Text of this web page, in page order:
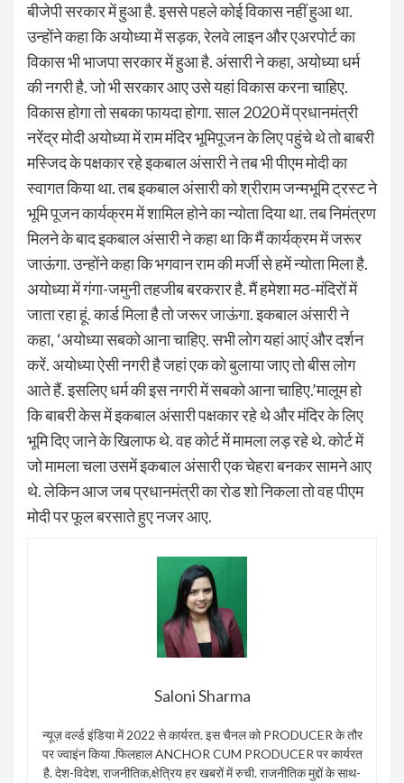
बीजेपी सरकार में हुआ है. इससे पहले कोई विकास नहीं हुआ था.
उन्होंने कहा कि अयोध्या में सड़क, रेलवे लाइन और एअरपोर्ट का
विकास भी भाजपा सरकार में हुआ है. अंसारी ने कहा, अयोध्या धर्म
की नगरी है. जो भी सरकार आए उसे यहां विकास करना चाहिए.
विकास होगा तो सबका फायदा होगा. साल 2020 में प्रधानमंत्री
नरेंद्र मोदी अयोध्या में राम मंदिर भूमिपूजन के लिए पहुंचे थे तो बाबरी
मस्जिद के पक्षकार रहे इकबाल अंसारी ने तब भी पीएम मोदी का
स्वागत किया था. तब इकबाल अंसारी को श्रीराम जन्मभूमि ट्रस्ट ने
भूमि पूजन कार्यक्रम में शामिल होने का न्योता दिया था. तब निमंत्रण
मिलने के बाद इकबाल अंसारी ने कहा था कि मैं कार्यक्रम में जरूर
जाऊंगा. उन्होंने कहा कि भगवान राम की मर्जी से हमें न्योता मिला है.
अयोध्या में गंगा-जमुनी तहजीब बरकरार है. मैं हमेशा मठ-मंदिरों में
जाता रहा हूं. कार्ड मिला है तो जरूर जाऊंगा. इकबाल अंसारी ने
कहा, ‘अयोध्या सबको आना चाहिए. सभी लोग यहां आएं और दर्शन
करें. अयोध्या ऐसी नगरी है जहां एक को बुलाया जाए तो बीस लोग
आते हैं. इसलिए धर्म की इस नगरी में सबको आना चाहिए.’मालूम हो
कि बाबरी केस में इकबाल अंसारी पक्षकार रहे थे और मंदिर के लिए
भूमि दिए जाने के खिलाफ थे. वह कोर्ट में मामला लड़ रहे थे. कोर्ट में
जो मामला चला उसमें इकबाल अंसारी एक चेहरा बनकर सामने आए
थे. लेकिन आज जब प्रधानमंत्री का रोड शो निकला तो वह पीएम
मोदी पर फूल बरसाते हुए नजर आए.
Saloni Sharma
न्यूज़ वर्ल्ड इंडिया में 2022 से कार्यरत. इस चैनल को PRODUCER के तौर
पर ज्वाइंन किया .फिलहाल ANCHOR CUM PRODUCER पर कार्यरत
है. देश-विदेश, राजनीतिक,क्षेत्रिय हर खबरों में रुची. राजनीतिक मुद्दों के साथ-